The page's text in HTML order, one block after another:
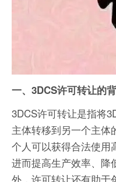
一、3DCS许可转让的
3DCS许可转让是指将
主体转移到另一个主体
个人可以获得合法使用
进而提高生产效率、降
外，许可转让还有助于